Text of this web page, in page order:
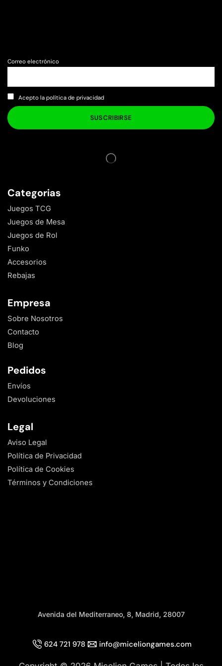
Correo electrónico
Acepto la política de privacidad
Categorias
Juegos TCG
Juegos de Mesa
Juegos de Rol
Funko
Accesorios
Rebajas
Empresa
Sobre Nosotros
Contacto
Blog
Pedidos
Envíos
Devoluciones
Legal
Aviso Legal
Política de Privacidad
Política de Cookies
Términos y Condiciones
Avenida del Mediterraneo, 8, Madrid, 28007
624 721 978 info@miceliongames.com